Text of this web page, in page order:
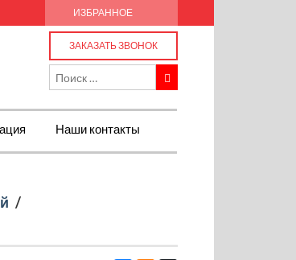
ИЗБРАННОЕ
ЗАКАЗАТЬ ЗВОНОК
Наши контакты
/